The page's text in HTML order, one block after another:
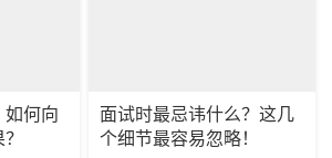
如何向
面试时最忌讳什么？这几
个细节最容易忽略！